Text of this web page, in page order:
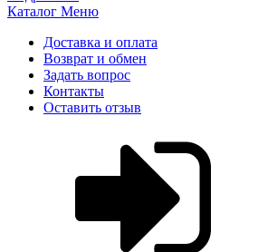
Каталог Меню
Доставка и оплата
Возврат и обмен
Задать вопрос
Контакты
Оставить отзыв